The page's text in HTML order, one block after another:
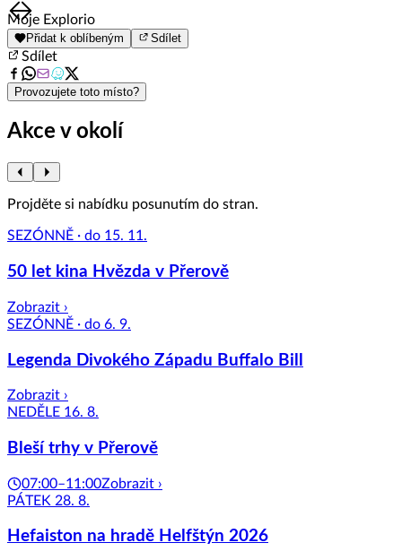
Item
1
of
8
Moje Explorio
Přidat k oblíbeným Sdílet
Sdílet
Provozujete toto místo?
Akce v okolí
Projděte si nabídku posunutím do stran.
SEZÓNNĚ · do 15. 11.
50 let kina Hvězda v Přerově
Zobrazit ›
SEZÓNNĚ · do 6. 9.
Legenda Divokého Západu Buffalo Bill
Zobrazit ›
NEDĚLE 16. 8.
Bleší trhy v Přerově
07:00–11:00Zobrazit ›
PÁTEK 28. 8.
Hefaiston na hradě Helfštýn 2026